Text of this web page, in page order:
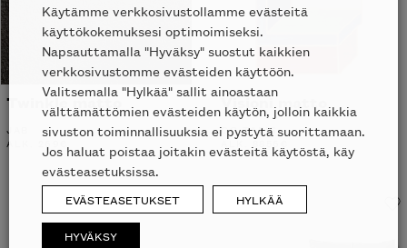
Twinkle matto
JAB
ALK.
Visioni matto
CC-TAPIS
ALK. 8856
Käytämme verkkosivustollamme evästeitä
käyttökokemuksesi optimoimiseksi.
Napsauttamalla "Hyväksy" suostut kaikkien
verkkosivustomme evästeiden käyttöön.
Valitsemalla "Hylkää" sallit ainoastaan
välttämättömien evästeiden käytön, jolloin kaikkia
sivuston toiminnallisuuksia ei pystytä suorittamaan.
Jos haluat poistaa joitakin evästeitä käytöstä, käy
evästeasetuksissa.
EVÄSTEASETUKSET HYLKÄÄ
HYVÄKSY